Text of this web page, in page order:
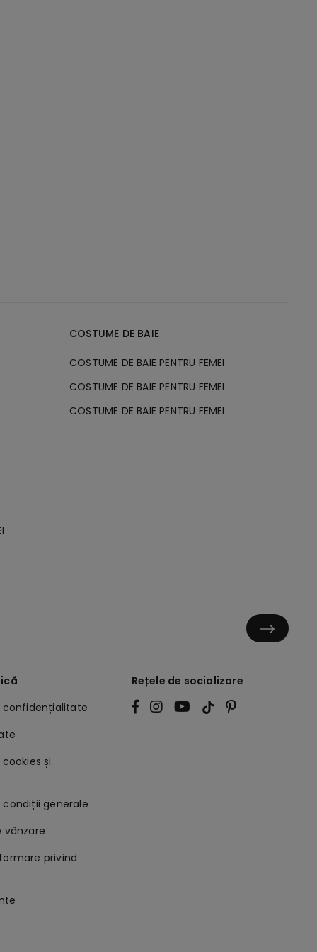
COSTUME DE BAIE
COSTUME DE BAIE PENTRU FEMEI
COSTUME DE BAIE PENTRU FEMEI
COSTUME DE BAIE PENTRU FEMEI
confidențialitate
și
condiții generale
vânzare
privind
Rețele de socializare